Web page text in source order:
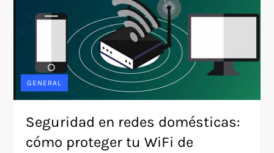
GENERAL
Seguridad en redes domésticas:
cómo proteger tu WiFi de